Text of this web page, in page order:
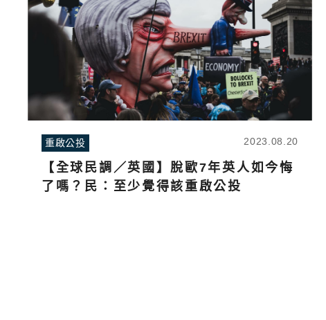
重啟公投 2023.08.20
【全球民調／英國】脫歐7年英人如今悔
了嗎？民：至少覺得該重啟公投